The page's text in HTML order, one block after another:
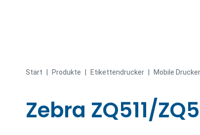
Start Produkte Etiketten­­drucker Mobile Drucker
Zebra ZQ511/